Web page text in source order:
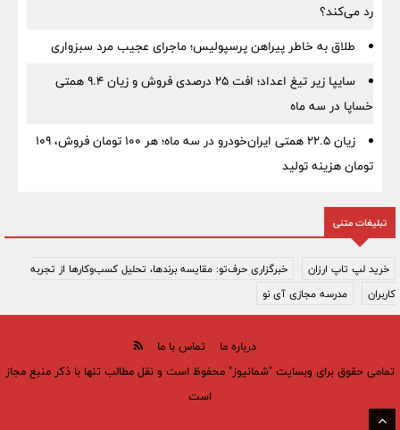
رد می‌کند؟
طلاق به خاطر پیراهن پرسپولیس؛ ماجرای عجیب مرد سبزواری
سایپا زیر تیغ اعداد؛ افت ۲۵ درصدی فروش و زیان ۹.۴ همتی
خساپا در سه ماه
زیان ۲۲.۵ همتی ایران‌خودرو در سه ماه؛ هر ۱۰۰ تومان فروش، ۱۰۹
تومان هزینه تولید
تبلیغات متنی
خرید لپ تاپ ارزان
خبرگزاری حرف‌تو: مقایسه برندها، تحلیل کسب‌وکارها از تجربه
کاربران
مدرسه مجازی آی نو
درباره ما
تماس با ما
تمامی حقوق برای وبسایت "شمانیوز" محفوظ است و نقل مطالب تنها با ذکر منبع مجاز
است